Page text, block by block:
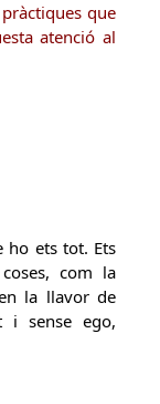
que
atenció al
ho ets tot. Ets
com la
la llavor de
i sense ego,